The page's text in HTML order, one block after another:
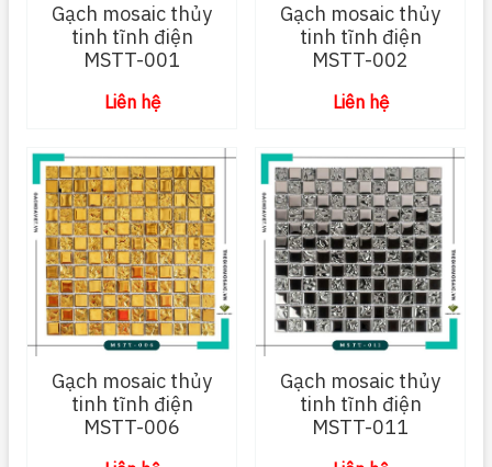
Gạch mosaic thủy
tinh tĩnh điện
MSTT-001
Liên hệ
Gạch mosaic thủy
tinh tĩnh điện
MSTT-002
Liên hệ
Gạch mosaic thủy
tinh tĩnh điện
MSTT-006
Gạch mosaic thủy
tinh tĩnh điện
MSTT-011